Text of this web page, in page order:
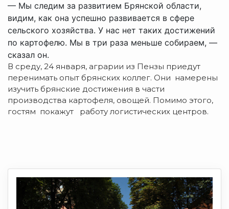
— Мы следим за развитием Брянской области,
видим, как она успешно развивается в сфере
сельского хозяйства. У нас нет таких достижений
по картофелю. Мы в три раза меньше собираем, —
сказал он.
В среду, 24 января, аграрии из Пензы приедут
перенимать опыт брянских коллег. Они намерены
изучить брянские достижения в части
производства картофеля, овощей. Помимо этого,
гостям покажут работу логистических центров.